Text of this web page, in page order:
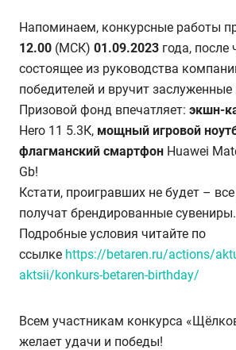
Напоминаем, конкурсные работы
12.00 (МСК) 01.09.2023 года,
состоящее из руководства
победителей и вручит
Призовой фонд впечатляет: экшн-
Hero 11 5.3К, мощный игровой
флагманский смартфон Huawei
Gb!
Кстати, проигравших не будет –
получат брендированные сувениры.
Подробные условия читайте по
ссылке https://betaren.ru/actions/
aktsii/konkurs-betaren-birthday/
Всем участникам конкурса
желает удачи и победы!